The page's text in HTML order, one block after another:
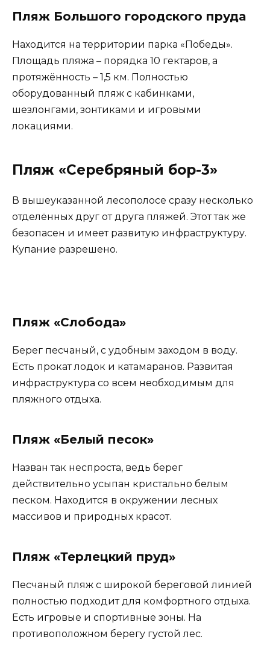
Пляж Большого городского пруда
Находится на территории парка «Победы».
Площадь пляжа – порядка 10 гектаров, а
протяжённость – 1,5 км. Полностью
оборудованный пляж с кабинками,
шезлонгами, зонтиками и игровыми
локациями.
Пляж «Серебряный бор-3»
В вышеуказанной лесополосе сразу несколько
отделённых друг от друга пляжей. Этот так же
безопасен и имеет развитую инфраструктуру.
Купание разрешено.
Пляж «Слобода»
Берег песчаный, с удобным заходом в воду.
Есть прокат лодок и катамаранов. Развитая
инфраструктура со всем необходимым для
пляжного отдыха.
Пляж «Белый песок»
Назван так неспроста, ведь берег
действительно усыпан кристально белым
песком. Находится в окружении лесных
массивов и природных красот.
Пляж «Терлецкий пруд»
Песчаный пляж с широкой береговой линией
полностью подходит для комфортного отдыха.
Есть игровые и спортивные зоны. На
противоположном берегу густой лес.